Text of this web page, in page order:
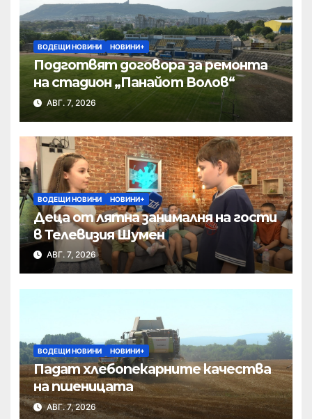
ВОДЕЩИ НОВИНИ НОВИНИ+
Подготвят договора за ремонта
на стадион „Панайот Волов“
АВГ. 7, 2026
ВОДЕЩИ НОВИНИ НОВИНИ+
Деца от лятна занималня на гости
в Телевизия Шумен
АВГ. 7, 2026
ВОДЕЩИ НОВИНИ НОВИНИ+
Падат хлебопекарните качества
на пшеницата
АВГ. 7, 2026